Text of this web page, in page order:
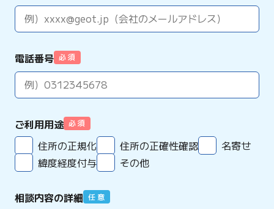
電話番号 必 須
ご利用用途 必 須
住所の正規化 住所の正確性確認
名寄せ
緯度経度付与
その他
相談内容の詳細 任 意